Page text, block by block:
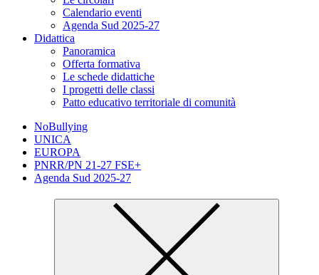
Calendario eventi
Agenda Sud 2025-27
Didattica
Panoramica
Offerta formativa
Le schede didattiche
I progetti delle classi
Patto educativo territoriale di comunità
NoBullying
UNICA
EUROPA
PNRR/PN 21-27 FSE+
Agenda Sud 2025-27